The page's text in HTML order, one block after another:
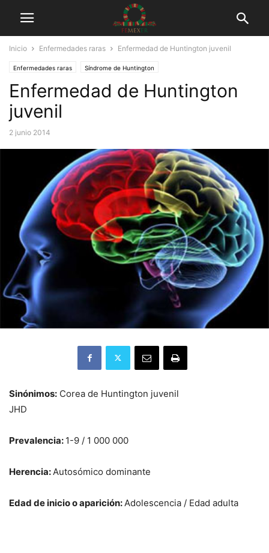
Inicio Enfermedades raras Enfermedad de Huntington juvenil
Enfermedades raras Síndrome de Huntington
Enfermedad de Huntington
juvenil
2 junio 2014
Sinónimos: Corea de Huntington juvenil
JHD
Prevalencia: 1-9 / 1 000 000
Herencia: Autosómico dominante
Edad de inicio o aparición: Adolescencia / Edad adulta